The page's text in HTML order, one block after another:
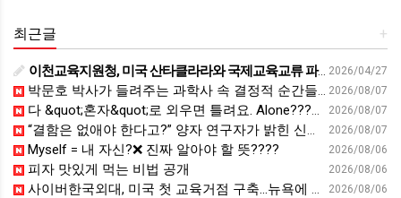
+
최근글
2026/04/27
이천교육지원청, 미국 산타클라라와 국제교육교류 파트너십 회의 개최:경인투데이뉴스 - 경인투데이뉴스
2026/08/07
박문호 박사가 들려주는 과학사 속 결정적 순간들! 직관을 뛰어넘는 과학적 통찰 : 생각하는 청소년을 위한 과학 시리즈 1부(feat.박문호 박사)
2026/08/07
다 &quot;혼자&quot;로 외우면 틀려요. Alone????By myself????On my own
2026/08/07
“결함은 없애야 한다고?” 양자 연구자가 밝힌 신비: 없애려던 흠이 무기가 되는 방법 | 이정현 KIST 양자기술연구단 선임연구원 | 양자 컴퓨터 인생 | 세바시 2121회
2026/08/06
Myself = 내 자신?❌ 진짜 알아야 할 뜻????
2026/08/06
피자 맛있게 먹는 비법 공개
2026/08/06
사이버한국외대, 미국 첫 교육거점 구축…뉴욕에 미주글로벌센터 개소 - 재외동포신문